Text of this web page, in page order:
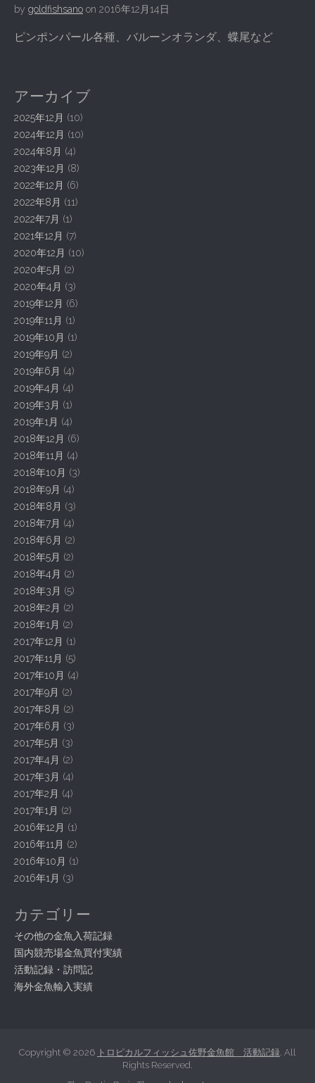
by goldfishsano on 2016年12月14日
ピンポンパール各種、バルーンオランダ、蝶尾など
アーカイブ
2025年12月 (10)
2024年12月 (10)
2024年8月 (4)
2023年12月 (8)
2022年12月 (6)
2022年8月 (11)
2022年7月 (1)
2021年12月 (7)
2020年12月 (10)
2020年5月 (2)
2020年4月 (3)
2019年12月 (6)
2019年11月 (1)
2019年10月 (1)
2019年9月 (2)
2019年6月 (4)
2019年4月 (4)
2019年3月 (1)
2019年1月 (4)
2018年12月 (6)
2018年11月 (4)
2018年10月 (3)
2018年9月 (4)
2018年8月 (3)
2018年7月 (4)
2018年6月 (2)
2018年5月 (2)
2018年4月 (2)
2018年3月 (5)
2018年2月 (2)
2018年1月 (2)
2017年12月 (1)
2017年11月 (5)
2017年10月 (4)
2017年9月 (2)
2017年8月 (2)
2017年6月 (3)
2017年5月 (3)
2017年4月 (2)
2017年3月 (4)
2017年2月 (4)
2017年1月 (2)
2016年12月 (1)
2016年11月 (2)
2016年10月 (1)
2016年1月 (3)
カテゴリー
その他の金魚入荷記録
国内競売場金魚買付実績
活動記録・訪問記
海外金魚輸入実績
Copyright © 2026 トロピカルフィッシュ佐野金魚館 活動記録. All
Rights Reserved.